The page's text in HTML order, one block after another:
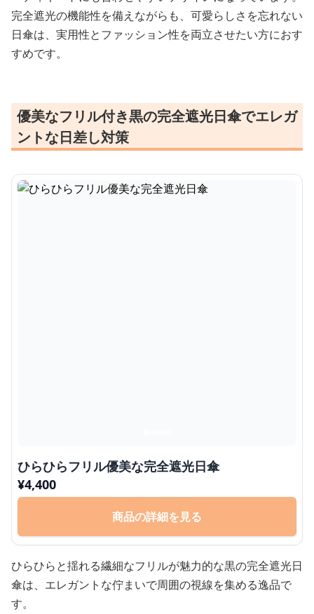
完全遮光の機能性を備えながらも、可愛らしさを忘れない
日傘は、実用性とファッション性を両立させたい方におす
すめです。
優美なフリル付き黒の完全遮光日傘でエレガ
ントな日差し対策
ひらひらフリル優美な完全遮光日傘
¥4,400
商品の詳細を見る
ひらひらと揺れる繊細なフリルが魅力的な黒の完全遮光日
傘は、エレガントな佇まいで周囲の視線を集める逸品で
す。